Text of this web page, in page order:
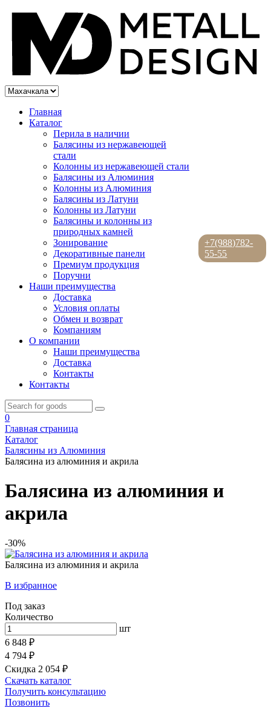
Главная
Каталог
Перила в наличии
Балясины из нержавеющей
стали
Колонны из нержавеющей стали
Балясины из Алюминия
Колонны из Алюминия
Балясины из Латуни
Колонны из Латуни
Балясины и колонны из
природных камней
Зонирование
Декоративные панели
Премиум продукция
Поручни
Наши преимущества
Доставка
Условия оплаты
Обмен и возврат
Компаниям
О компании
Наши преимущества
Доставка
Контакты
Контакты
+7(988)782-
55-55
0
Главная страница
Каталог
Балясины из Алюминия
Балясина из алюминия и акрила
Балясина из алюминия и
акрила
-30%
Балясина из алюминия и акрила
В избранное
Под заказ
Количество
шт
6 848 ₽
4 794 ₽
Скидка 2 054 ₽
Скачать каталог
Получить консультацию
Позвонить